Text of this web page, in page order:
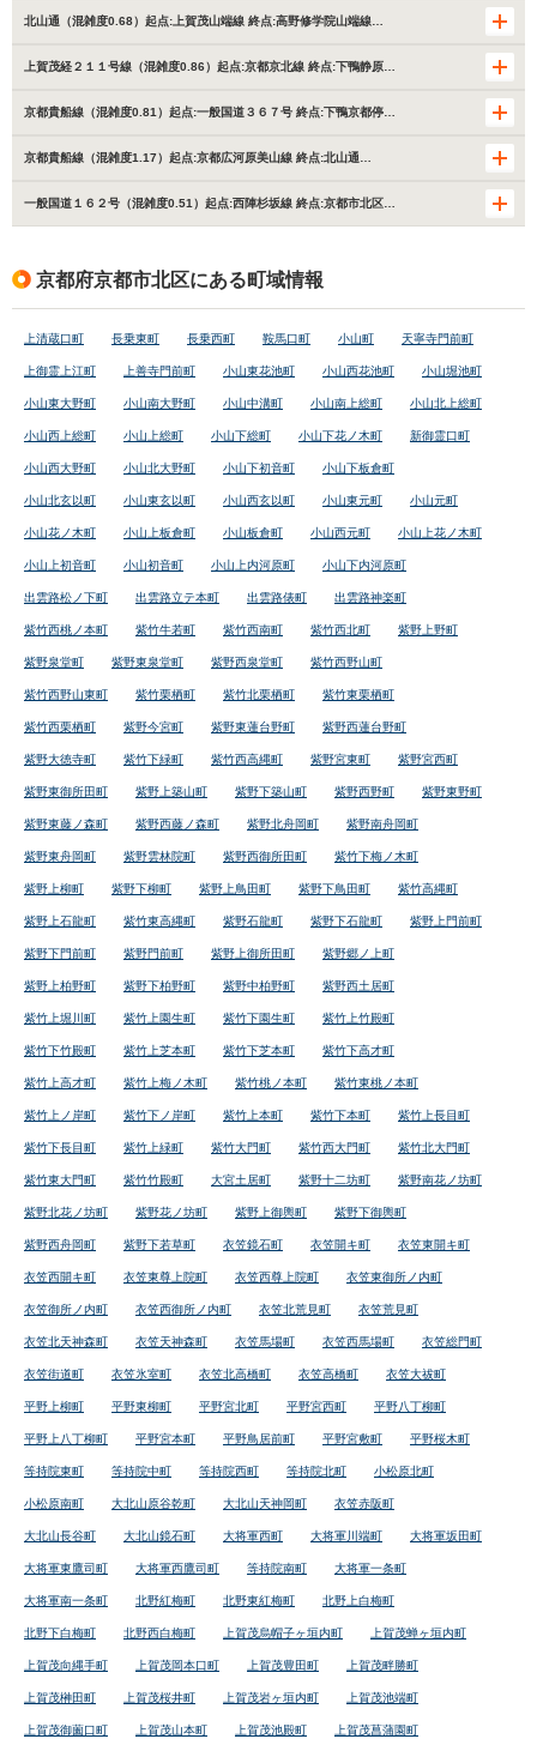
北山通（混雑度0.68）起点:上賀茂山端線 終点:高野修学院山端線…
上賀茂経２１１号線（混雑度0.86）起点:京都京北線 終点:下鴨静原…
京都貴船線（混雑度0.81）起点:一般国道３６７号 終点:下鴨京都停…
京都貴船線（混雑度1.17）起点:京都広河原美山線 終点:北山通…
一般国道１６２号（混雑度0.51）起点:西陣杉坂線 終点:京都市北区…
京都府京都市北区にある町域情報
上清蔵口町 長乗東町 長乗西町 鞍馬口町 小山町 天寧寺門前町
上御霊上江町 上善寺門前町 小山東花池町 小山西花池町 小山堀池町
小山東大野町 小山南大野町 小山中溝町 小山南上総町 小山北上総町
小山西上総町 小山上総町 小山下総町 小山下花ノ木町 新御霊口町
小山西大野町 小山北大野町 小山下初音町 小山下板倉町
小山北玄以町 小山東玄以町 小山西玄以町 小山東元町 小山元町
小山花ノ木町 小山上板倉町 小山板倉町 小山西元町 小山上花ノ木町
小山上初音町 小山初音町 小山上内河原町 小山下内河原町
出雲路松ノ下町 出雲路立テ本町 出雲路俵町 出雲路神楽町
紫竹西桃ノ本町 紫竹牛若町 紫竹西南町 紫竹西北町 紫野上野町
紫野泉堂町 紫野東泉堂町 紫野西泉堂町 紫竹西野山町
紫竹西野山東町 紫竹栗栖町 紫竹北栗栖町 紫竹東栗栖町
紫竹西栗栖町 紫野今宮町 紫野東蓮台野町 紫野西蓮台野町
紫野大徳寺町 紫竹下緑町 紫竹西高縄町 紫野宮東町 紫野宮西町
紫野東御所田町 紫野上築山町 紫野下築山町 紫野西野町 紫野東野町
紫野東藤ノ森町 紫野西藤ノ森町 紫野北舟岡町 紫野南舟岡町
紫野東舟岡町 紫野雲林院町 紫野西御所田町 紫竹下梅ノ木町
紫野上柳町 紫野下柳町 紫野上鳥田町 紫野下鳥田町 紫竹高縄町
紫野上石龍町 紫竹東高縄町 紫野石龍町 紫野下石龍町 紫野上門前町
紫野下門前町 紫野門前町 紫野上御所田町 紫野郷ノ上町
紫野上柏野町 紫野下柏野町 紫野中柏野町 紫野西土居町
紫竹上堀川町 紫竹上園生町 紫竹下園生町 紫竹上竹殿町
紫竹下竹殿町 紫竹上芝本町 紫竹下芝本町 紫竹下高才町
紫竹上高才町 紫竹上梅ノ木町 紫竹桃ノ本町 紫竹東桃ノ本町
紫竹上ノ岸町 紫竹下ノ岸町 紫竹上本町 紫竹下本町 紫竹上長目町
紫竹下長目町 紫竹上緑町 紫竹大門町 紫竹西大門町 紫竹北大門町
紫竹東大門町 紫竹竹殿町 大宮土居町 紫野十二坊町 紫野南花ノ坊町
紫野北花ノ坊町 紫野花ノ坊町 紫野上御輿町 紫野下御輿町
紫野西舟岡町 紫野下若草町 衣笠鏡石町 衣笠開キ町 衣笠東開キ町
衣笠西開キ町 衣笠東尊上院町 衣笠西尊上院町 衣笠東御所ノ内町
衣笠御所ノ内町 衣笠西御所ノ内町 衣笠北荒見町 衣笠荒見町
衣笠北天神森町 衣笠天神森町 衣笠馬場町 衣笠西馬場町 衣笠総門町
衣笠街道町 衣笠氷室町 衣笠北高橋町 衣笠高橋町 衣笠大祓町
平野上柳町 平野東柳町 平野宮北町 平野宮西町 平野八丁柳町
平野上八丁柳町 平野宮本町 平野鳥居前町 平野宮敷町 平野桜木町
等持院東町 等持院中町 等持院西町 等持院北町 小松原北町
小松原南町 大北山原谷乾町 大北山天神岡町 衣笠赤阪町
大北山長谷町 大北山鏡石町 大将軍西町 大将軍川端町 大将軍坂田町
大将軍東鷹司町 大将軍西鷹司町 等持院南町 大将軍一条町
大将軍南一条町 北野紅梅町 北野東紅梅町 北野上白梅町
北野下白梅町 北野西白梅町 上賀茂烏帽子ヶ垣内町 上賀茂蝉ヶ垣内町
上賀茂向縄手町 上賀茂岡本口町 上賀茂豊田町 上賀茂畔勝町
上賀茂榊田町 上賀茂桜井町 上賀茂岩ヶ垣内町 上賀茂池端町
上賀茂御薗口町 上賀茂山本町 上賀茂池殿町 上賀茂菖蒲園町